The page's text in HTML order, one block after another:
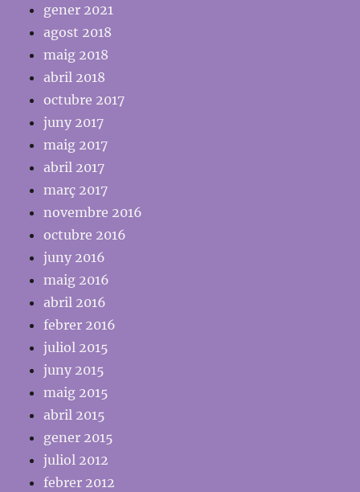
gener 2021
agost 2018
maig 2018
abril 2018
octubre 2017
juny 2017
maig 2017
abril 2017
març 2017
novembre 2016
octubre 2016
juny 2016
maig 2016
abril 2016
febrer 2016
juliol 2015
juny 2015
maig 2015
abril 2015
gener 2015
juliol 2012
febrer 2012